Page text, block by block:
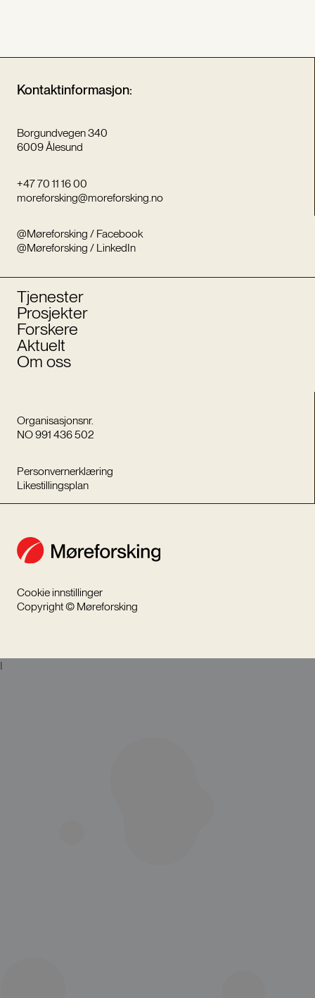
Kontaktinformasjon:
Borgundvegen 340
6009 Ålesund
+47 70 11 16 00
moreforsking@moreforsking.no
@Møreforsking / Facebook
@Møreforsking / LinkedIn
Organisasjonsnr.
NO 991 436 502
Personvernerklæring
Likestillingsplan
Tjenester
Prosjekter
Forskere
Aktuelt
Om oss
Cookie innstillinger
Copyright © Møreforsking
I